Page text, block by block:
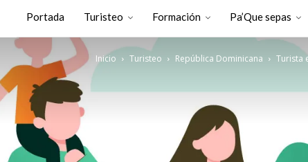
Portada Turisteo Formación Pa’Que sepas
Inicio Turisteo República Dominicana Turista